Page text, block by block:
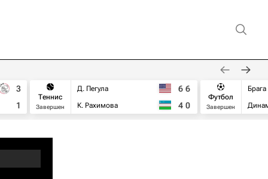
3
1
Теннис
Завершен
Д. Пегула
К. Рахимова
6 6
4 0
Футбол
Завершен
Брага